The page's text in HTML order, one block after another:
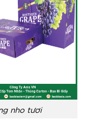
nho tươi